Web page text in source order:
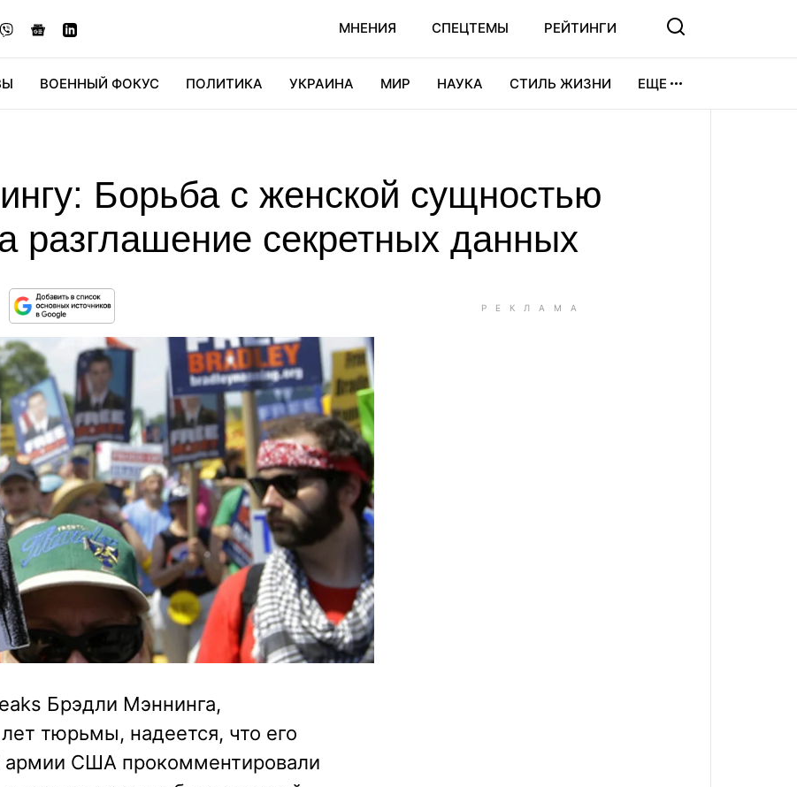
МНЕНИЯ СПЕЦТЕМЫ РЕЙТИНГИ
ВОЕННЫЙ ФОКУС ПОЛИТИКА УКРАИНА МИР НАУКА СТИЛЬ ЖИЗНИ ЕЩЕ
Борьба с женской сущностью
разглашение секретных данных
Брэдли Мэннинга,
тюрьмы, надеется, что его
армии США прокомментировали